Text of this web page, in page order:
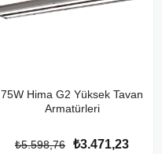
75W Hima G2 Yüksek Tavan
Armatürleri
₺3.471,23
₺5.598,76